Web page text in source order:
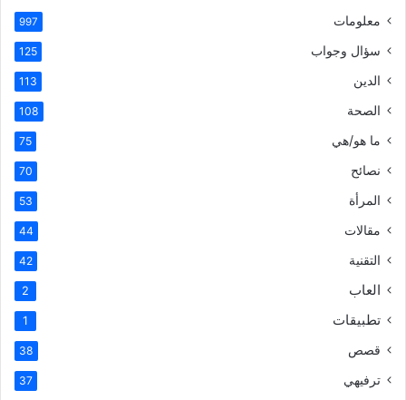
معلومات 997
سؤال وجواب 125
الدين 113
الصحة 108
ما هو/هي 75
نصائح 70
المرأة 53
مقالات 44
التقنية 42
العاب 2
تطبيقات 1
قصص 38
ترفيهي 37